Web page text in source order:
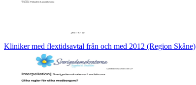
Kliniker med flextidsavtal från och med 2012 (Region Skåne)